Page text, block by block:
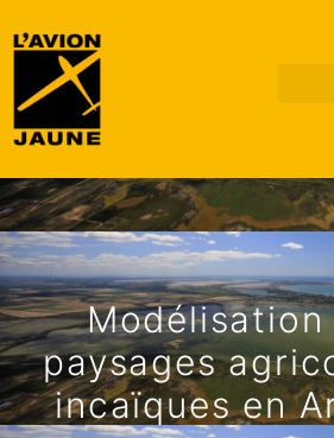
Modélisation
paysages
incaïques en